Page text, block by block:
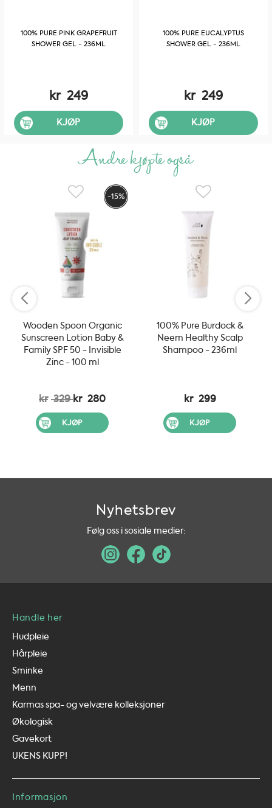
deg.
100% PURE PINK GRAPEFRUIT
SHOWER GEL - 236ML
kr 249
KJØP
100% PURE EUCALYPTUS
SHOWER GEL - 236ML
kr 249
KJØP
Andre kjøpte også
-15%
Wooden Spoon Organic
Sunscreen Lotion Baby &
Family SPF 50 - Invisible
Zinc - 100 ml
kr 329 kr 280
KJØP
100% Pure Burdock &
Neem Healthy Scalp
Shampoo - 236ml
kr 299
KJØP
Nyhetsbrev
Følg oss i sosiale medier:
Handle her
Hudpleie
Hårpleie
Sminke
Menn
Karmas spa- og velvære kolleksjoner
Økologisk
Gavekort
UKENS KUPP!
Informasjon